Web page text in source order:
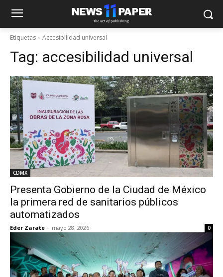
Etiquetas Accesibilidad universal
Tag: accesibilidad universal
CDMX
Presenta Gobierno de la Ciudad de México
la primera red de sanitarios públicos
automatizados
Eder Zarate - mayo 28, 2026 0